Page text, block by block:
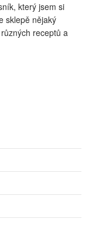
který jsem si
sklepě nějaký
receptů a